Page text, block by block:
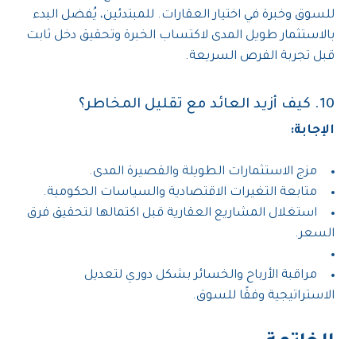
للسوق وخبرة في اختيار العقارات. للمبتدئين، يُفضل البدء
بالاستثمار طويل المدى لاكتساب الخبرة وتحقيق دخل ثابت
قبل تجربة الفرص السريعة.
10. كيف أزيد العائد مع تقليل المخاطر؟
الإجابة:
مزج الاستثمارات الطويلة والقصيرة المدى.
متابعة التغيرات الاقتصادية والسياسات الحكومية.
استغلال المشاريع العقارية قبل اكتمالها لتحقيق فرق
السعر.
مراقبة الأرباح والخسائر بشكل دوري لتعديل
الاستراتيجية وفقًا للسوق.